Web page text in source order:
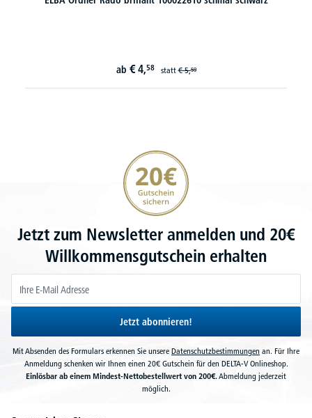
ab € 4,58 statt€ 5,59
20€ Gutschein sichern
Jetzt zum Newsletter anmelden und 20€
Willkommensgutschein erhalten
Jetzt abonnieren!
Mit Absenden des Formulars erkennen Sie unsere Datenschutzbestimmungen an. Für Ihre
Anmeldung schenken wir Ihnen einen 20€ Gutschein für den DELTA-V Onlineshop.
Einlösbar ab einem Mindest-Nettobestellwert von 200€.Abmeldung jederzeit
möglich.